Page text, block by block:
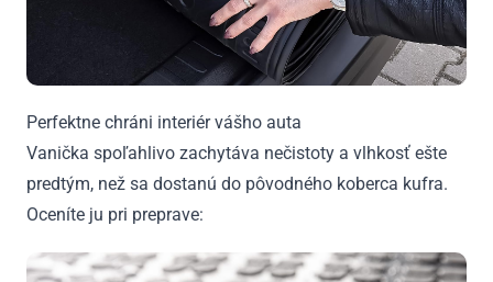
Perfektne chráni interiér vášho auta
Vanička spoľahlivo zachytáva nečistoty a vlhkosť ešte
predtým, než sa dostanú do pôvodného koberca kufra.
Oceníte ju pri preprave: